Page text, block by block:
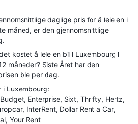
daglige pris for å leie en i
måned, er den gjennomsnittlige
kostet å leie en bil i Luxembourg i
måneder? Siste Året har den
ble per dag.
i Luxembourg:
Budget Enterprise Sixt Thrifty Hertz
InterRent Dollar Rent a Car
Your Rent